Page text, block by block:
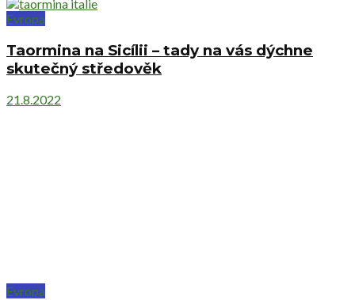
Evropa
Taormina na Sicílii – tady na vás dýchne
skutečný středověk
21.8.2022
Evropa